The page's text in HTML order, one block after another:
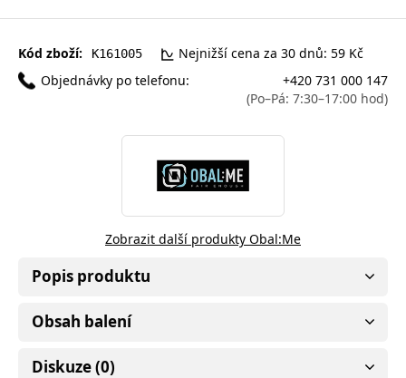
Kód zboží: K161005
Nejnižší cena za 30 dnů: 59 Kč
Objednávky po telefonu:
+420 731 000 147
(Po–Pá: 7:30–17:00 hod)
Zobrazit další produkty Obal:Me
Popis produktu
Obsah balení
Diskuze (0)